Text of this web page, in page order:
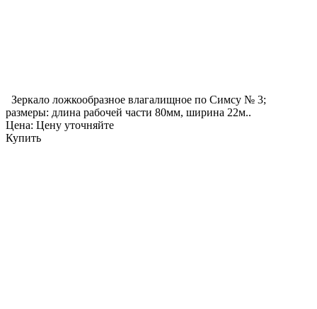
Зеркало ложкообразное влагалищное по Симсу № 3;
размеры: длина рабочей части 80мм, ширина 22м..
Цена: Цену уточняйте
Купить